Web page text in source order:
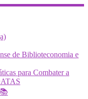
de Biblioteconomia e
para Combater a